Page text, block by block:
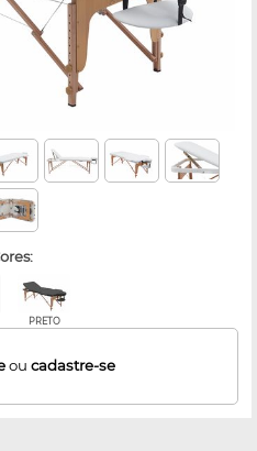
cores:
PRETO
ou cadastre-se